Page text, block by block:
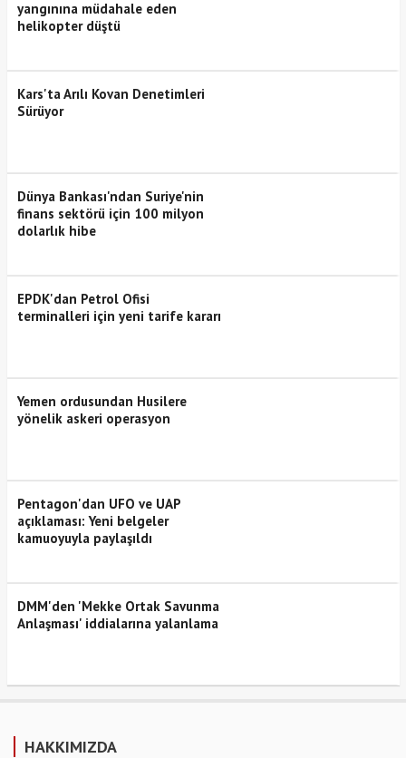
yangınına müdahale eden
helikopter düştü
Kars'ta Arılı Kovan Denetimleri
Sürüyor
Dünya Bankası'ndan Suriye'nin
finans sektörü için 100 milyon
dolarlık hibe
EPDK'dan Petrol Ofisi
terminalleri için yeni tarife kararı
Yemen ordusundan Husilere
yönelik askeri operasyon
Pentagon'dan UFO ve UAP
açıklaması: Yeni belgeler
kamuoyuyla paylaşıldı
DMM'den 'Mekke Ortak Savunma
Anlaşması' iddialarına yalanlama
HAKKIMIZDA